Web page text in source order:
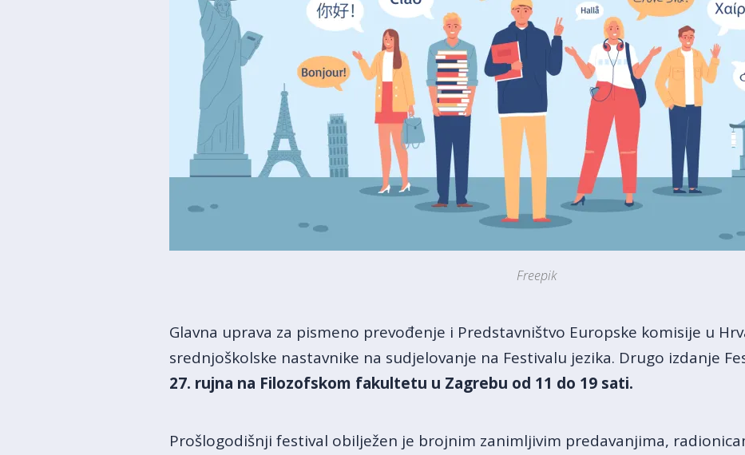
Freepik
Glavna uprava za pismeno prevođenje i Predstavništvo Europske komisije u
srednjoškolske nastavnike na sudjelovanje na Festivalu jezika. Drugo izdanje
27. rujna na Filozofskom fakultetu u Zagrebu od 11 do 19 sati.
Prošlogodišnji festival obilježen je brojnim zanimljivim predavanjima,